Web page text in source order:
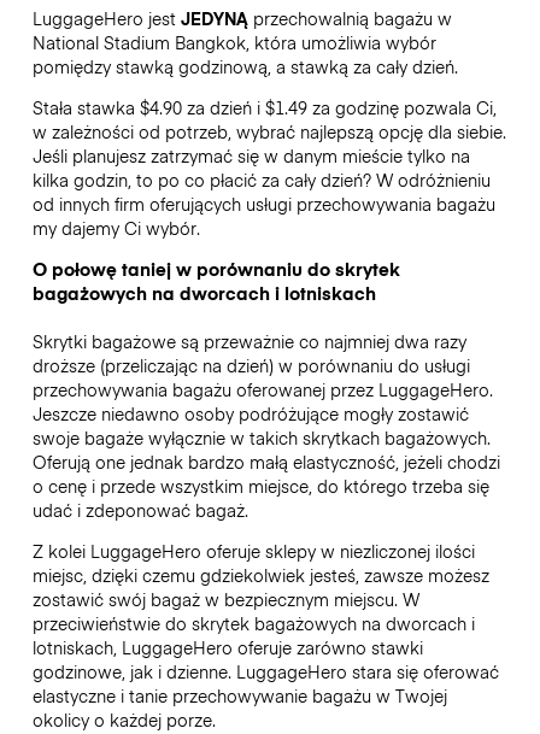
LuggageHero jest JEDYNĄprzechowalnią bagażu w
National Stadium Bangkok, która umożliwia wybór
pomiędzy stawką godzinową, a stawką za cały dzień.
Stała stawka $4.90 za dzień i $1.49 za godzinę pozwala Ci,
w zależności od potrzeb, wybrać najlepszą opcję dla siebie.
Jeśli planujesz zatrzymać się w danym mieście tylko na
kilka godzin, to po co płacić za cały dzień? W odróżnieniu
od innych firm oferujących usługi przechowywania bagażu
my dajemy Ci wybór.
O połowę taniej w porównaniu do skrytek
bagażowych na dworcach i lotniskach
Skrytki bagażowe są przeważnie co najmniej dwa razy
droższe (przeliczając na dzień) w porównaniu do usługi
przechowywania bagażu oferowanej przez LuggageHero.
Jeszcze niedawno osoby podróżujące mogły zostawić
swoje bagaże wyłącznie w takich skrytkach bagażowych.
Oferują one jednak bardzo małą elastyczność, jeżeli chodzi
o cenę i przede wszystkim miejsce, do którego trzeba się
udać i zdeponować bagaż.
Z kolei LuggageHero oferuje sklepy w niezliczonej ilości
miejsc, dzięki czemu gdziekolwiek jesteś, zawsze możesz
zostawić swój bagaż w bezpiecznym miejscu. W
przeciwieństwie do skrytek bagażowych na dworcach i
lotniskach, LuggageHero oferuje zarówno stawki
godzinowe, jak i dzienne. LuggageHero stara się oferować
elastyczne i tanie przechowywanie bagażu w Twojej
okolicy o każdej porze.